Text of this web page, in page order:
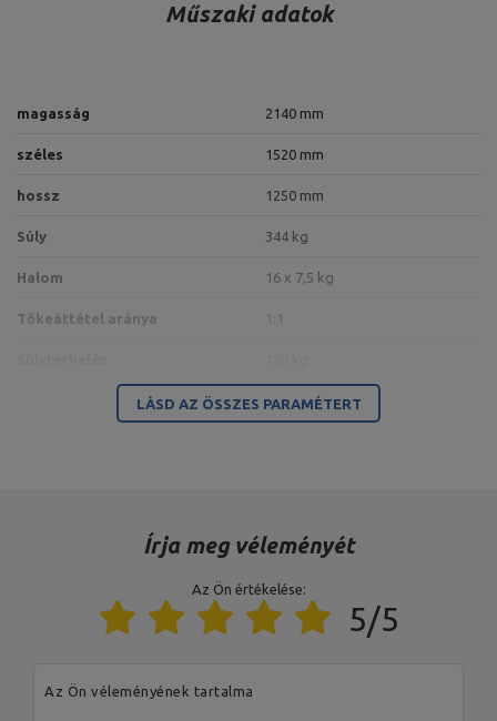
Műszaki adatok
magasság 2140 mm
széles 1520 mm
hossz 1250 mm
Súly 344 kg
Halom 16 x 7,5 kg
Tőkeáttétel aránya 1:1
120x60x3
A termékért az EU-ban felelős szervezet
Gyártó
Spółka Komandytowa
LÁSD AZ ÖSSZES PARAMÉTERT
Írja meg véleményét
Az Ön értékelése:
5/5
Az Ön véleményének tartalma